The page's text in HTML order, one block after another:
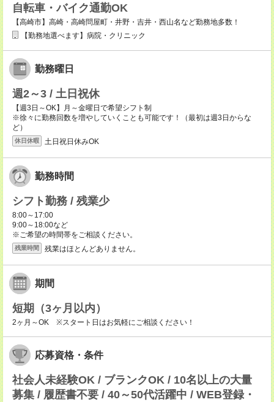
自転車・バイク通勤OK
【高崎市】高崎・高崎問屋町・井野・吉井・西山名など勤務地多数！
【勤務地選べます】病院・クリニック
勤務曜日
週2～3 / 土日祝休
【週3日～OK】月～金曜日で希望シフト制
※徐々に勤務回数を増やしていくことも可能です！（最初は週3日からな
ど）
休日休暇 土日祝日休みOK
勤務時間
シフト勤務 / 残業少
8:00～17:00
9:00～18:00など
※ご希望の時間帯をご相談ください。
残業時間 残業はほとんどありません。
期間
短期（3ヶ月以内）
2ヶ月～OK ※スタート日はお気軽にご相談ください！
応募資格・条件
社会人未経験OK / ブランクOK / 10名以上の大量
募集 / 履歴書不要 / 40～50代活躍中 / WEB登録・